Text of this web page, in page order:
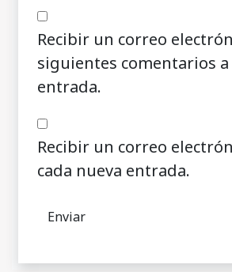
Recibir un correo
siguientes comentarios a
entrada.
Recibir un correo
cada nueva entrada.